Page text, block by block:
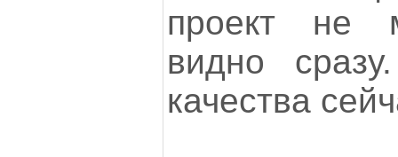
проект не
видно
качества